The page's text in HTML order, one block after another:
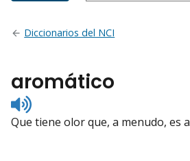
Diccionarios del NCI
aromático
Listen
to
pronunciation
Que tiene olor que, a menudo, es